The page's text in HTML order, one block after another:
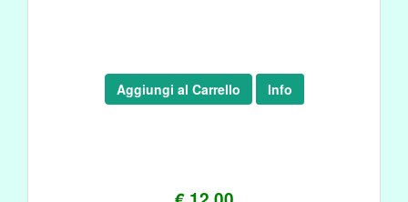
Aggiungi al Carrello Info